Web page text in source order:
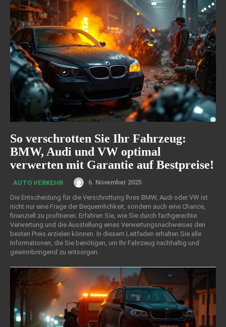
So verschrotten Sie Ihr Fahrzeug:
BMW, Audi und VW optimal
verwerten mit Garantie auf Bestpreise!
AUTO VERKEHR
6. November 2025
Die Entscheidung für die Verschrottung Ihres BMW, Audi oder VW ist
nicht nur eine Frage der Bequemlichkeit, sondern auch eine Chance,
finanziell zu profitieren. Erfahren Sie, wie Sie durch fachgerechte
Verwertung und die Ausstellung eines Verwertungsnachweises den
besten Preis erzielen können. In diesem Leitfaden erhalten Sie alle
Informationen, die Sie benötigen, um Ihr Fahrzeug nachhaltig und
gewinnbringend zu entsorgen.